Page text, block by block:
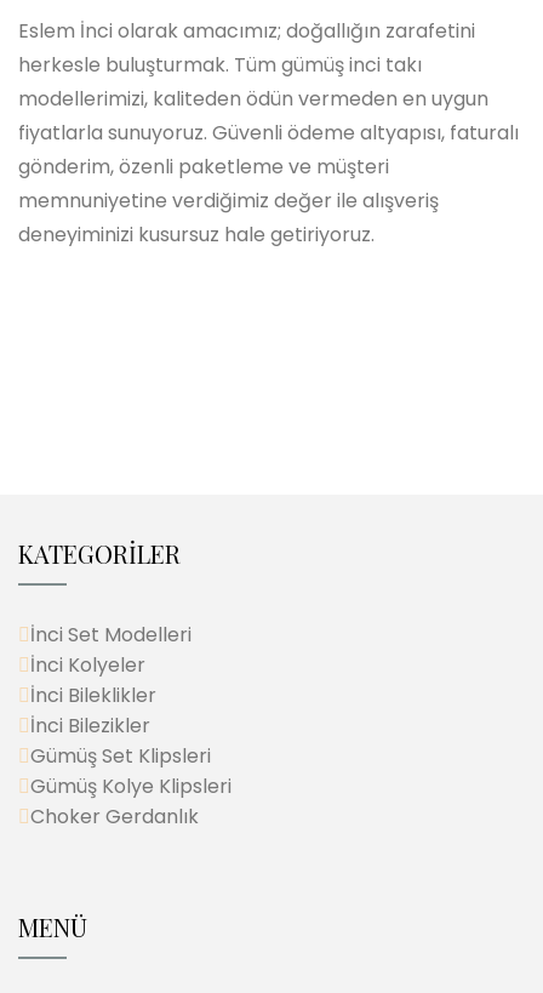
Eslem İnci olarak amacımız; doğallığın zarafetini
herkesle buluşturmak. Tüm gümüş inci takı
modellerimizi, kaliteden ödün vermeden en uygun
fiyatlarla sunuyoruz. Güvenli ödeme altyapısı, faturalı
gönderim, özenli paketleme ve müşteri
memnuniyetine verdiğimiz değer ile alışveriş
deneyiminizi kusursuz hale getiriyoruz.
KATEGORİLER
İnci Set Modelleri
İnci Kolyeler
İnci Bileklikler
İnci Bilezikler
Gümüş Set Klipsleri
Gümüş Kolye Klipsleri
Choker Gerdanlık
MENÜ